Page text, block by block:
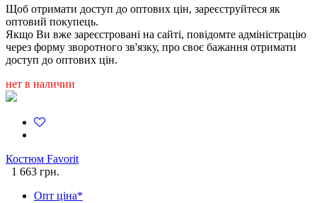
Щоб отримати доступ до оптових цін, зареєструйтеся як
оптовий покупець.
Якщо Ви вже зареєстровані на сайті, повідомте адміністрацію
через форму зворотного зв'язку, про своє бажання отримати
доступ до оптових цін.
нет в наличии
Костюм Favorit
1 663 грн.
Опт ціна*